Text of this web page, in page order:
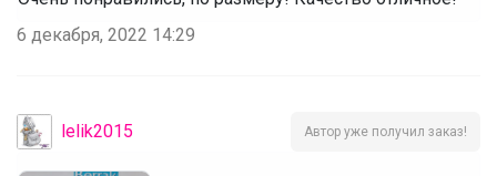
6 декабря, 2022 14:29
lelik2015 Автор уже получил заказ!